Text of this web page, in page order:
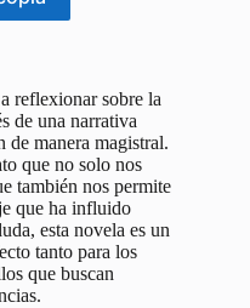
reflexionar sobre la
de una narrativa
manera magistral.
que no solo nos
también nos permite
que ha influido
esta novela es un
tanto para los
que buscan